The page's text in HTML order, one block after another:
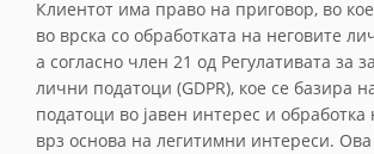
Клиентот има право на приговор, во
во врска со обработката на неговите
а согласно член 21 од Регулативата за
лични податоци (GDPR), кое се базира
податоци во јавен интерес и обработка
врз основа на легитимни интереси. Oва